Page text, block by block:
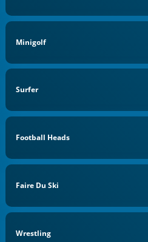
Minigolf
Surfer
Football Heads
Faire Du Ski
Wrestling